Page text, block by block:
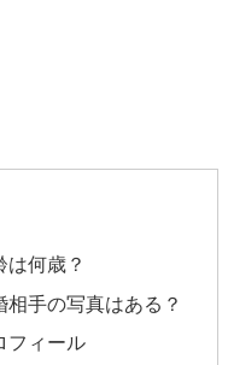
何歳？
手の写真はある？
フィール